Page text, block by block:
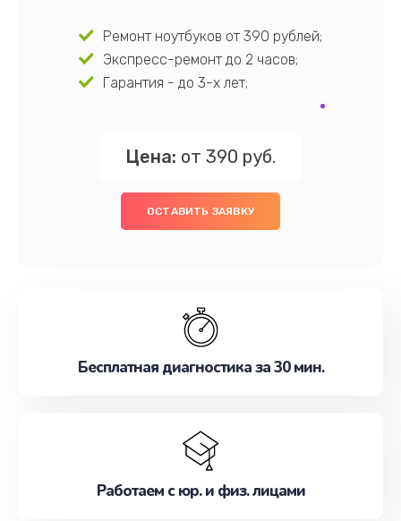
Ремонт ноутбуков от 390 рублей;
Экспресс-ремонт до 2 часов;
Гарантия - до 3-х лет;
Цена: от 390 руб.
ОСТАВИТЬ ЗАЯВКУ
Бесплатная диагностика за 30 мин.
Работаем с юр. и физ. лицами